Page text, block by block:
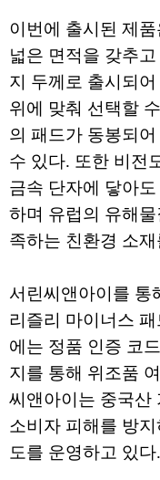
이번에 출시된 제품
넓은 면적을 갖추
지 두께로 출시되
위에 맞춰 선택할
의 패드가 동봉되
수 있다. 또한 비전
금속 단자에 닿아
하며 유럽의 유해
족하는 친환경 소
서린씨앤아이를 통
리즐리 마이너스
에는 정품 인증 코
지를 통해 위조품
씨앤아이는 중국산
소비자 피해를 방
도를 운영하고 있다.